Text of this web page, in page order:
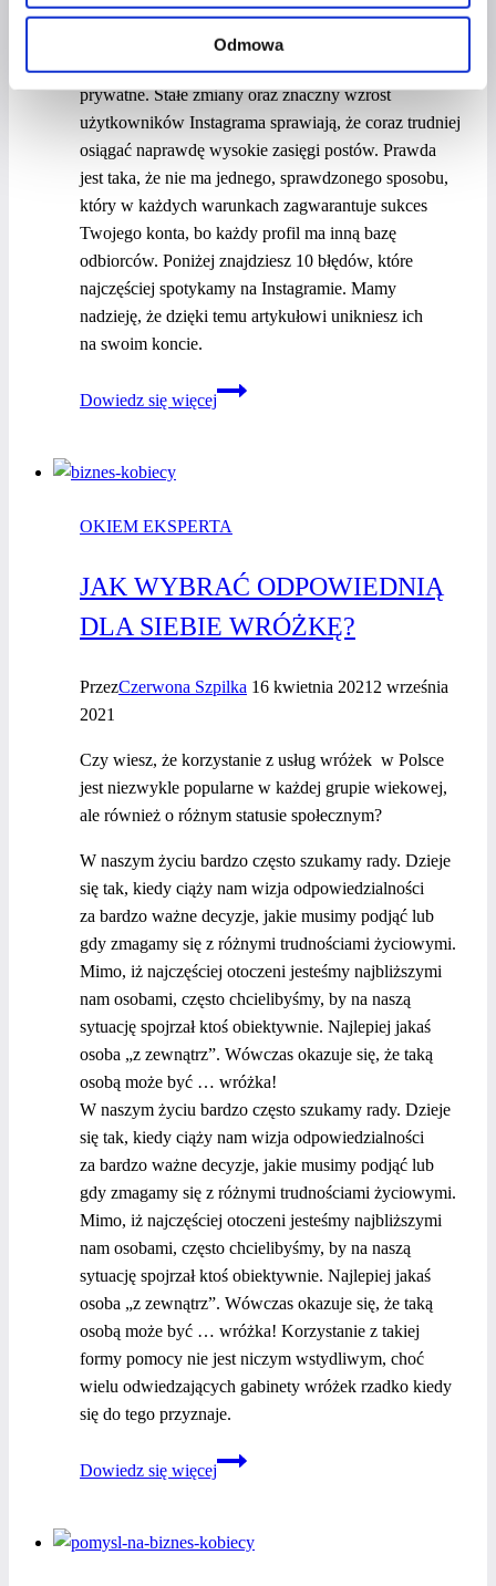
Odmowa
Instagram wciąż się zmienia. To już
nie tylko klasyczny feed, ale także Insta Stories,
IGTV, możliwość robienia live’ów oraz wiadomości
prywatne. Stałe zmiany oraz znaczny wzrost
użytkowników Instagrama sprawiają, że coraz trudniej
osiągać naprawdę wysokie zasięgi postów. Prawda
jest taka, że nie ma jednego, sprawdzonego sposobu,
który w każdych warunkach zagwarantuje sukces
Twojego konta, bo każdy profil ma inną bazę
odbiorców. Poniżej znajdziesz 10 błędów, które
najczęściej spotykamy na Instagramie. Mamy
nadzieję, że dzięki temu artykułowi unikniesz ich
na swoim koncie.
Dowiedz się więcej
Czego
OKIEM EKSPERTA
JAK WYBRAĆ ODPOWIEDNIĄ
DLA SIEBIE WRÓŻKĘ?
PrzezCzerwona Szpilka 16 kwietnia 2021 2 września
2021
Czy wiesz, że korzystanie z usług wróżek w Polsce
jest niezwykle popularne w każdej grupie wiekowej,
ale również o różnym statusie społecznym?
W naszym życiu bardzo często szukamy rady. Dzieje
się tak, kiedy ciąży nam wizja odpowiedzialności
za bardzo ważne decyzje, jakie musimy podjąć lub
gdy zmagamy się z różnymi trudnościami życiowymi.
Mimo, iż najczęściej otoczeni jesteśmy najbliższymi
nam osobami, często chcielibyśmy, by na naszą
sytuację spojrzał ktoś obiektywnie. Najlepiej jakaś
osoba „z zewnątrz”. Wówczas okazuje się, że taką
osobą może być … wróżka!
W naszym życiu bardzo często szukamy rady. Dzieje
się tak, kiedy ciąży nam wizja odpowiedzialności
za bardzo ważne decyzje, jakie musimy podjąć lub
gdy zmagamy się z różnymi trudnościami życiowymi.
Mimo, iż najczęściej otoczeni jesteśmy najbliższymi
nam osobami, często chcielibyśmy, by na naszą
sytuację spojrzał ktoś obiektywnie. Najlepiej jakaś
osoba „z zewnątrz”. Wówczas okazuje się, że taką
osobą może być … wróżka! Korzystanie z takiej
formy pomocy nie jest niczym wstydliwym, choć
wielu odwiedzających gabinety wróżek rzadko kiedy
się do tego przyznaje.
Dowiedz się więcej
Jak
dla